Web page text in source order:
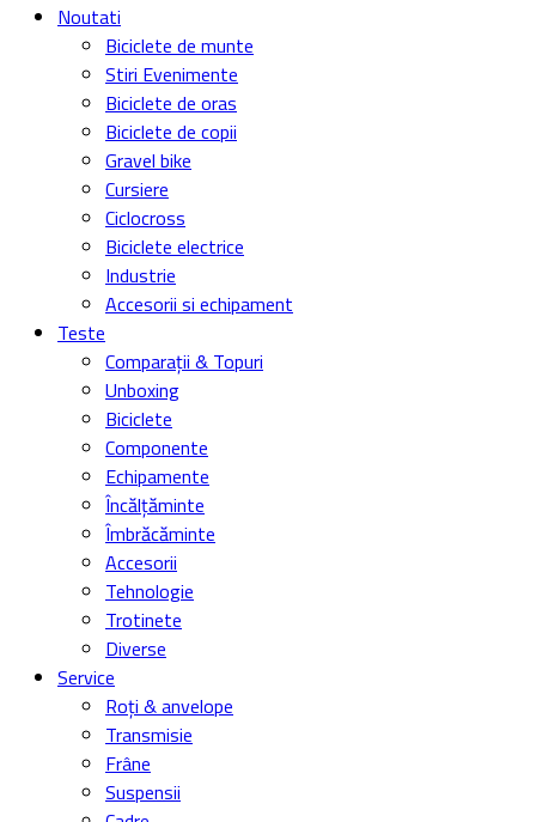
Noutati
Biciclete de munte
Stiri Evenimente
Biciclete de oras
Biciclete de copii
Gravel bike
Cursiere
Ciclocross
Biciclete electrice
Industrie
Accesorii si echipament
Teste
Comparații & Topuri
Unboxing
Biciclete
Componente
Echipamente
Încălțăminte
Îmbrăcăminte
Accesorii
Tehnologie
Trotinete
Diverse
Service
Roți & anvelope
Transmisie
Frâne
Suspensii